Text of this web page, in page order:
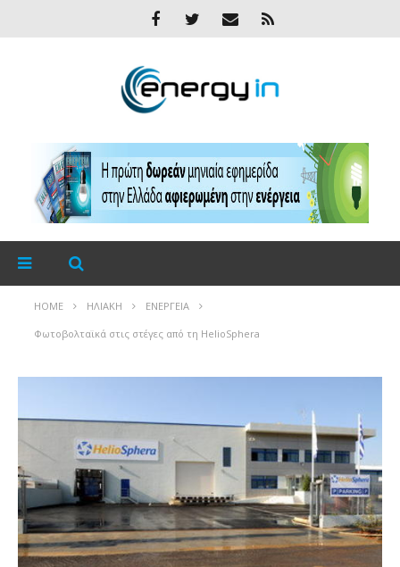
HOME ΗΛΙΑΚΉ ΕΝΈΡΓΕΙΑ
Φωτοβολταϊκά στις στέγες από τη HelioSphera